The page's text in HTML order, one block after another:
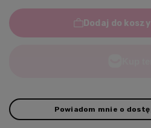
Dodaj do
Powiadom mnie o